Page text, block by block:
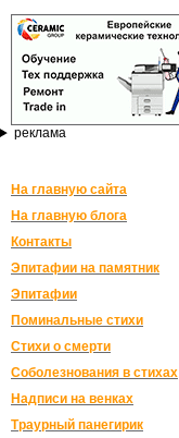
реклама
На главную сайта
На главную блога
Контакты
Эпитафии на памятник
Эпитафии
Поминальные стихи
Стихи о смерти
Соболезнования в стихах
Надписи на венках
Траурный панегирик